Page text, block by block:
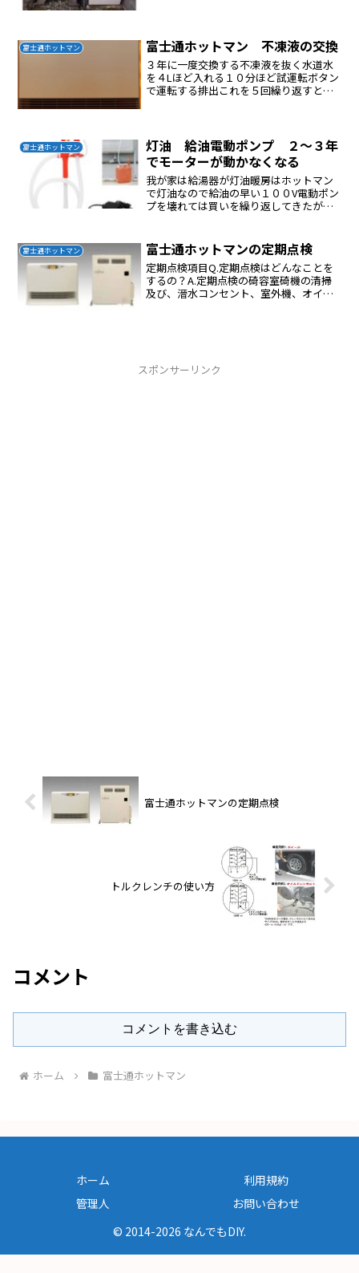
で洗浄する。布団乾燥機...
富士通ホットマン 富士通ホットマン 不凍液の交換
３年に一度交換する不凍液を抜く水道水
を４Lほど入れる１０分ほど試運転ボタン
で運転する排出これを５回繰り返すと透
富士通ホットマン
灯油 給油電動ポンプ ２〜３年
でモーターが動かなくなる
我が家は給湯器が灯油暖房はホットマン
で灯油なので給油の早い１００V電動ポン
プを壊れては買いを繰り返してきたが長
ッド BP-120Rもういやだなにかよいも...
富士通ホットマン 富士通ホットマンの定期点検
定期点検項目Q.定期点検はどんなことを
するの？A.定期点検の碕容室碕機の清掃
及び、溍水コンセント、室外機、オイル
スポンサーリンク
富士通ホットマンの定期点検
トルクレンチの使い方
コメント
コメントを書き込む
ホーム 富士通ホットマン
ホーム
利用規約
管理人
お問い合わせ
© 2014-2026 なんでもDIY.